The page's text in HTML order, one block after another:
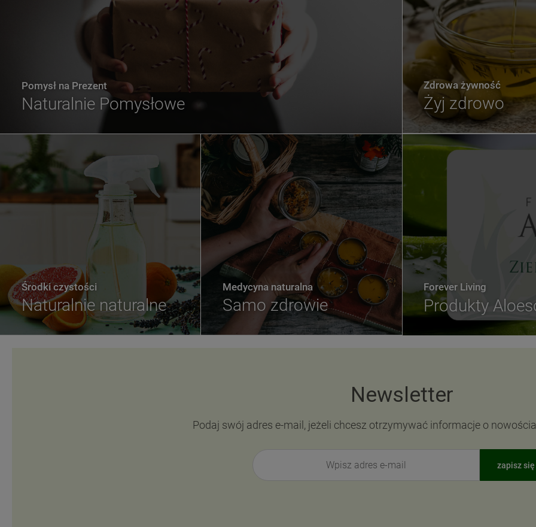
Pomysł na Prezent
Naturalnie Pomysłowe
Zdrowa żywność
Żyj zdrowo
Forever Living
Produkty
Środki czystości
Naturalnie naturalne
Medycyna naturalna
Samo zdrowie
Newsletter
Podaj swój adres e-mail, jeżeli chcesz otrzymywać informacje o
zapisz się